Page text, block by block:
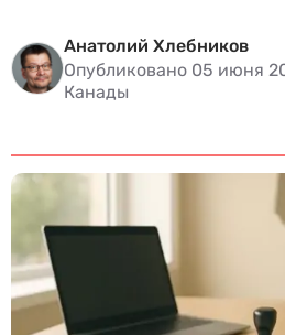
Анатолий Хлебников
Опубликовано 05 июня
Канады